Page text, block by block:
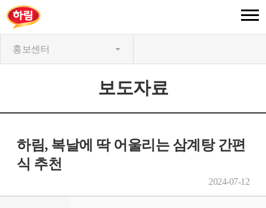
홍보센터
보도자료
하림, 복날에 딱 어울리는 삼계탕 간편
식 추천
2024-07-12